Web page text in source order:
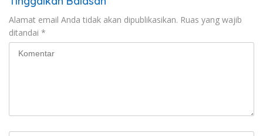
Alamat email Anda tidak akan dipublikasikan. Ruas yang wajib
ditandai *